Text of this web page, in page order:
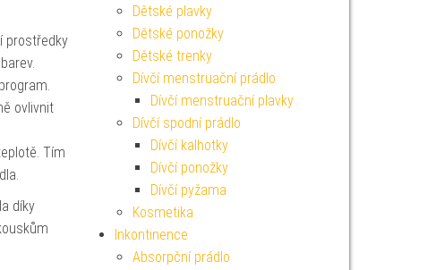
prostředky
ovlivnit
Tím
díky
Dětské plavky
Dětské ponožky
Dětské trenky
Dívčí menstruační prádlo
Dívčí menstruační plavky
Dívčí spodní prádlo
Dívčí kalhotky
Dívčí ponožky
Dívčí pyžama
Kosmetika
Inkontinence
Absorpční prádlo